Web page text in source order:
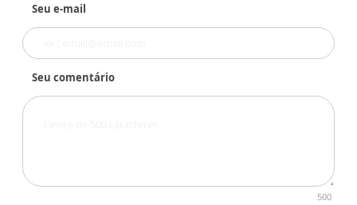
Seu e-mail
Seu comentário
500